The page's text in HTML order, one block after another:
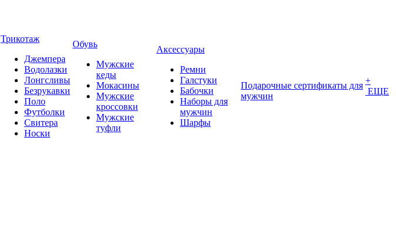
Трикотаж
Джемпера
Водолазки
Лонгсливы
Безрукавки
Поло
Футболки
Свитера
Носки
Обувь
Мужские
кеды
Мокасины
Мужские
кроссовки
Мужские
туфли
Аксессуары
Ремни
Галстуки
Бабочки
Наборы для
мужчин
Шарфы
Подарочные сертификаты для
мужчин
+
ЕЩЕ